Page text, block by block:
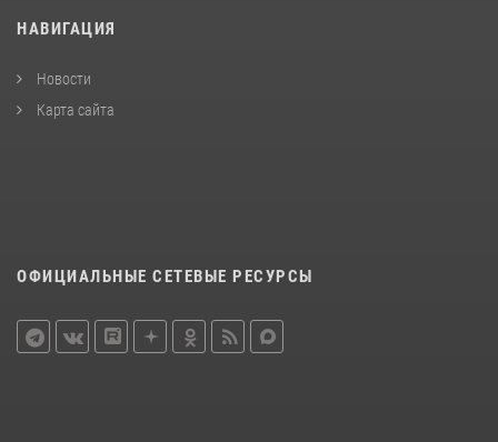
НАВИГАЦИЯ
Новости
Карта сайта
ОФИЦИАЛЬНЫЕ СЕТЕВЫЕ РЕСУРСЫ